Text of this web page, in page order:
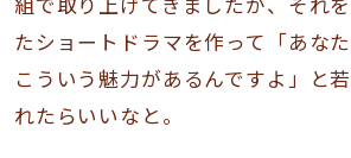
たショートドラマを作って「あな
こういう魅力があるんですよ」と
れたらいいなと。